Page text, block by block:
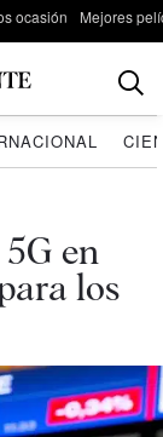
ocasión Mejores
en
los